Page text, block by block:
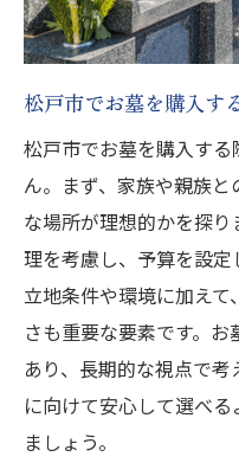
松戸市でお墓を購入す
松戸市でお墓を購入す
ん。まず、家族や親族
な場所が理想的かを探
理を考慮し、予算を設定
立地条件や環境に加え
さも重要な要素です。
あり、長期的な視点で
に向けて安心して選べ
ましょう。